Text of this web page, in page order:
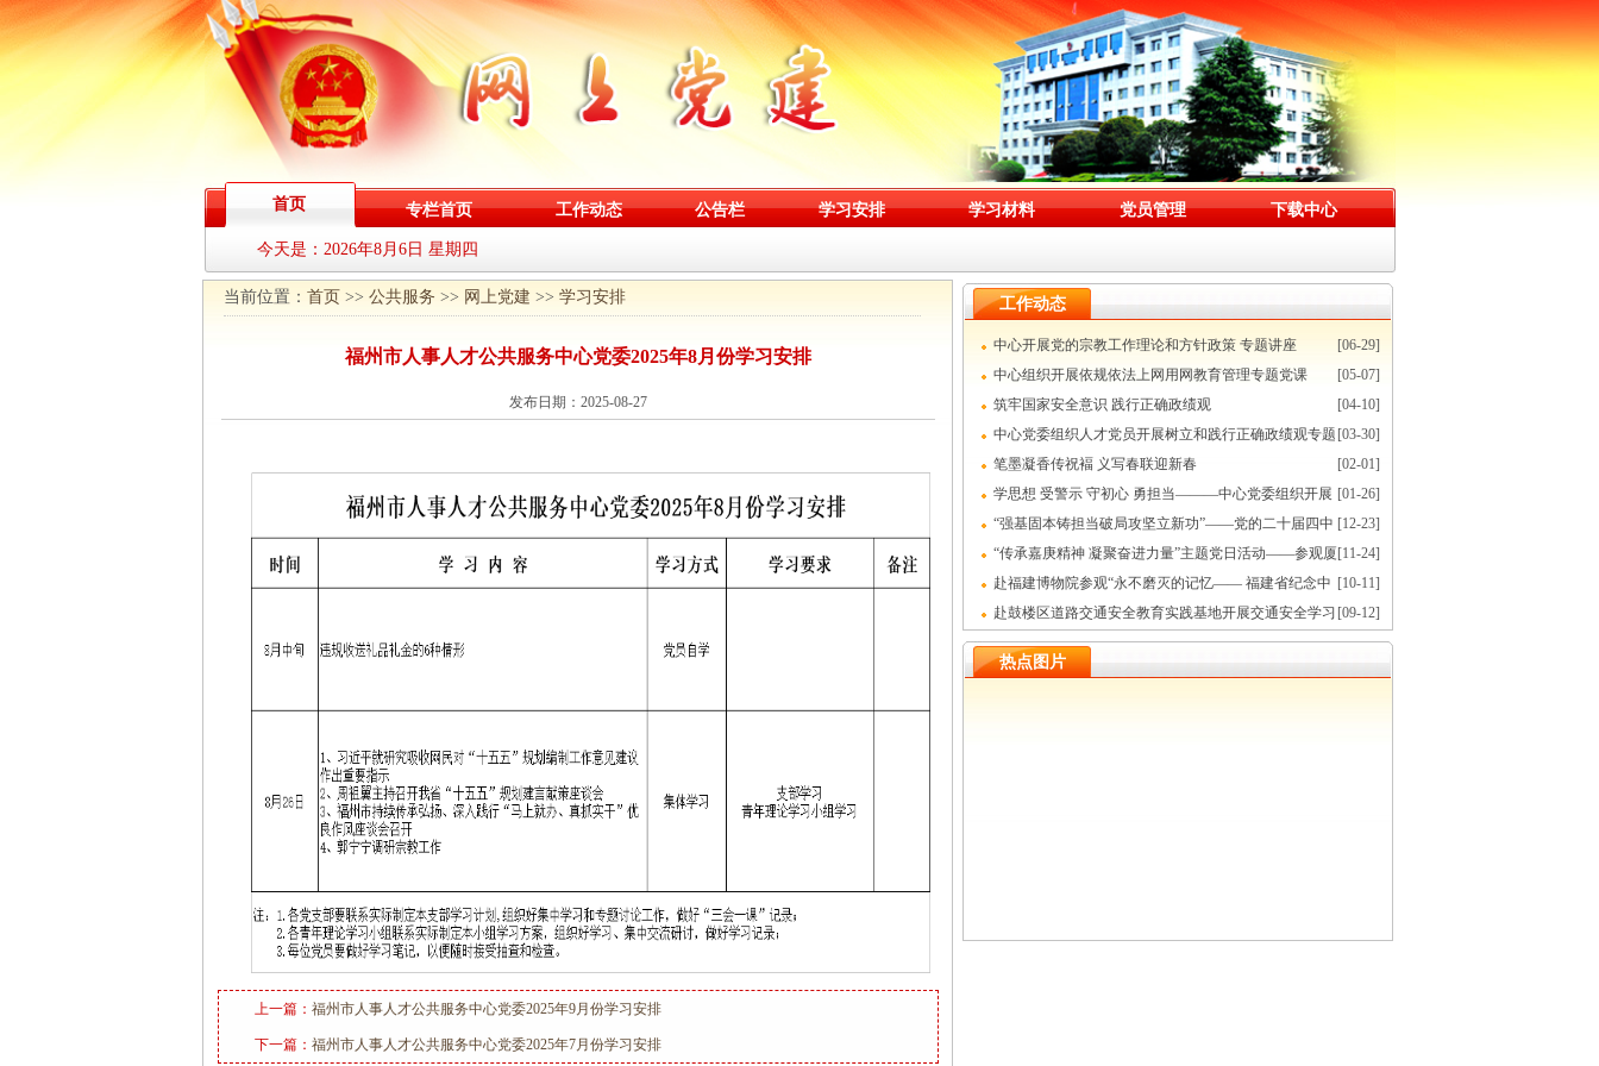
首页 专栏首页 工作动态 公告栏 学习安排 学习材料 党员管理 下载中心
今天是： 2026年8月6日 星期四
当前位置： 首页 >> 公共服务 >> 网上党建 >> 学习安排
福州市人事人才公共服务中心党委2025年8月份学习安排
发布日期：2025-08-27
上一篇： 福州市人事人才公共服务中心党委2025年9月份学习安排
下一篇： 福州市人事人才公共服务中心党委2025年7月份学习安排
工作动态
[06-29]
中心开展党的宗教工作理论和方针政策 专题讲座
[05-07]
中心组织开展依规依法上网用网教育管理专题党课
[04-10]
筑牢国家安全意识 践行正确政绩观
[03-30]
中心党委组织人才党员开展树立和践行正确政绩观专题
党日活动
[02-01]
笔墨凝香传祝褔 义写春联迎新春
[01-26]
学思想 受警示 守初心 勇担当———中心党委组织开展
学习周活动
[12-23]
“强基固本铸担当破局攻坚立新功”——党的二十届四中
全会精神党课
[11-24]
“传承嘉庚精神 凝聚奋进力量”主题党日活动——参观厦
门陈嘉庚纪念馆
[10-11]
赴福建博物院参观“永不磨灭的记忆—— 福建省纪念中
国人民抗日战争暨世界反法西斯战争胜利80周年文献展” [09-12]
赴鼓楼区道路交通安全教育实践基地开展交通安全学习
教育主题党日活动
热点图片